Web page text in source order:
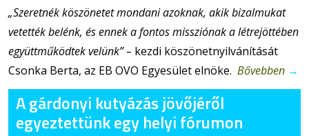
„Szeretnék köszönetet mondani azoknak, akik bizalmukat
vetették belénk, és ennek a fontos missziónak a létrejöttében
együttműködtek velünk” – kezdi köszönetnyilvánítását
Csonka Berta, az EB OVO Egyesület elnöke. Bővebben →
A gárdonyi kutyázás jövőjéről
egyeztettünk egy helyi fórumon